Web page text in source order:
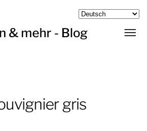
& mehr - Blog
Menü
gris